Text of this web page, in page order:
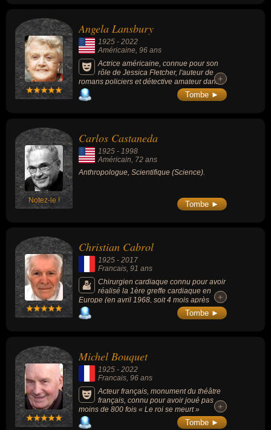
Angela Lansbury
1925 - 2022
Américaine, 96 ans
Actrice américaine, connue pour son
rôle de Jessica Fletcher, l'auteur de
romans policiers et détective amateur dans
la série télévisée « Arabesque » (1984-
1996) ; actrice dans de nombreuses
collaboré depuis près de 30 ans avec les
studios Disney.
+
+
Tombe ►
Notez-le !
Carlos Castaneda
1925 - 1998
Américain , 72 ans
Anthropologue, Scientifique (Science).
Tombe ►
Christian Cabrol
1925 - 2017
Francais, 91 ans
Chirurgien cardiaque connu pour avoir
réalisé la 1ère greffe cardiaque en
Europe (en avril 1968, soit 4 mois après
celle, historique, du professeur Chris
Barnard au Cap).
+
+
Tombe ►
Michel Bouquet
1925 - 2022
Francais , 96 ans
Acteur français, monument du théâtre
français, connu pour avoir joué pas
moins de 800 fois « Le roi se meurt »
d’Ionesco et acteur sur grand écran chez
Chabrol et Truffaut. Il est est considéré
+
+
Tombe ►